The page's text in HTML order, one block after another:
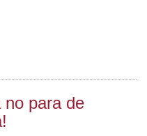
no para de